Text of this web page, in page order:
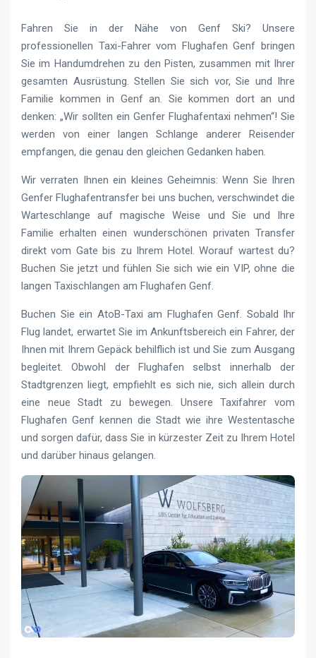
Fahren Sie in der Nähe von Genf Ski? Unsere
professionellen Taxi-Fahrer vom Flughafen Genf bringen
Sie im Handumdrehen zu den Pisten, zusammen mit Ihrer
gesamten Ausrüstung. Stellen Sie sich vor, Sie und Ihre
Familie kommen in Genf an. Sie kommen dort an und
denken: „Wir sollten ein Genfer Flughafentaxi nehmen“! Sie
werden von einer langen Schlange anderer Reisender
empfangen, die genau den gleichen Gedanken haben.
Wir verraten Ihnen ein kleines Geheimnis: Wenn Sie Ihren
Genfer Flughafentransfer bei uns buchen, verschwindet die
Warteschlange auf magische Weise und Sie und Ihre
Familie erhalten einen wunderschönen privaten Transfer
direkt vom Gate bis zu Ihrem Hotel. Worauf wartest du?
Buchen Sie jetzt und fühlen Sie sich wie ein VIP, ohne die
langen Taxischlangen am Flughafen Genf.
Buchen Sie ein AtoB-Taxi am Flughafen Genf. Sobald Ihr
Flug landet, erwartet Sie im Ankunftsbereich ein Fahrer, der
Ihnen mit Ihrem Gepäck behilflich ist und Sie zum Ausgang
begleitet. Obwohl der Flughafen selbst innerhalb der
Stadtgrenzen liegt, empfiehlt es sich nie, sich allein durch
eine neue Stadt zu bewegen. Unsere Taxifahrer vom
Flughafen Genf kennen die Stadt wie ihre Westentasche
und sorgen dafür, dass Sie in kürzester Zeit zu Ihrem Hotel
und darüber hinaus gelangen.